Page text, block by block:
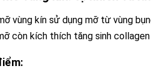
vùng kín sử dụng mỡ từ vùng
còn kích thích tăng sinh